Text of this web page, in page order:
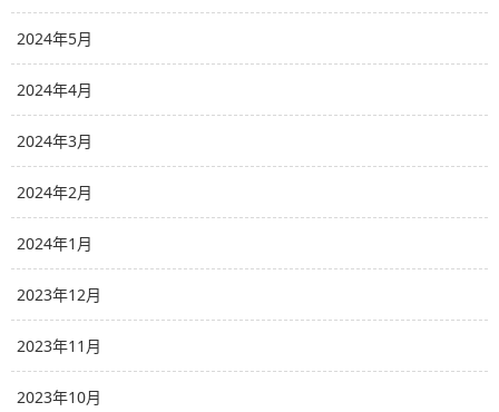
2024年5月
2024年4月
2024年3月
2024年2月
2024年1月
2023年12月
2023年11月
2023年10月